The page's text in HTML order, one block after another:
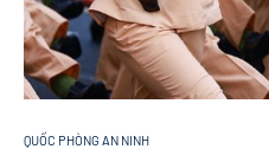
QUỐC PHÒNG AN NINH